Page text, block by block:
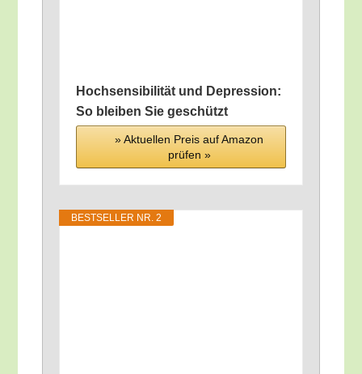
Hoch­sen­si­bi­li­tät und Depres­si­on:
So blei­ben Sie geschützt
» Aktu­el­len Preis auf Ama­zon
prü­fen »
BEST­SEL­LER NR. 2